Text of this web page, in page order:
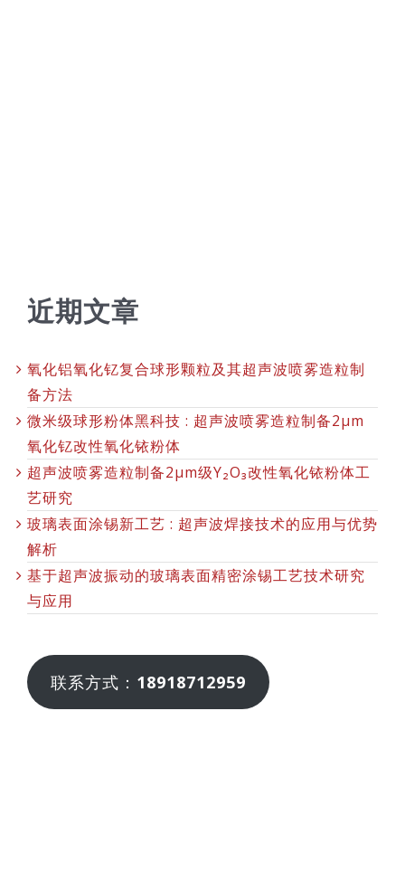
近期文章
氧化铝氧化钇复合球形颗粒及其超声波喷雾造粒制
备方法
微米级球形粉体黑科技 : 超声波喷雾造粒制备2μm
氧化钇改性氧化铱粉体
超声波喷雾造粒制备2μm级Y₂O₃改性氧化铱粉体工
艺研究
玻璃表面涂锡新工艺 : 超声波焊接技术的应用与优势
解析
基于超声波振动的玻璃表面精密涂锡工艺技术研究
与应用
联系方式： 18918712959